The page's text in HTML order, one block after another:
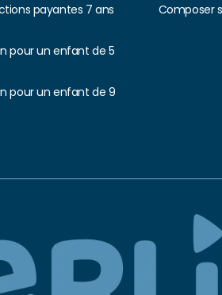
payantes 7 ans
pour un enfant de 5
pour un enfant de 9
Composer